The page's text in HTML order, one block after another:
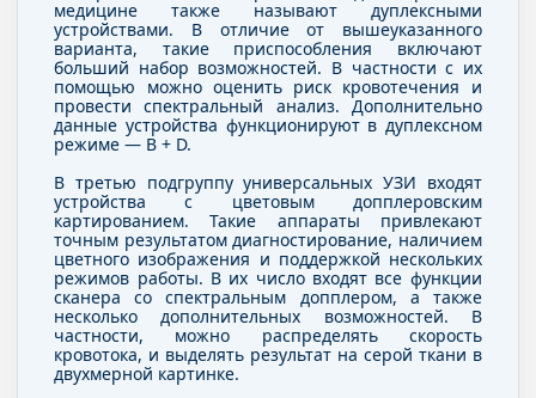
медицине также называют дуплексными
устройствами. В отличие от вышеуказанного
варианта, такие приспособления включают
больший набор возможностей. В частности с их
помощью можно оценить риск кровотечения и
провести спектральный анализ. Дополнительно
данные устройства функционируют в дуплексном
режиме — В + D.
В третью подгруппу универсальных УЗИ входят
устройства с цветовым допплеровским
картированием. Такие аппараты привлекают
точным результатом диагностирование, наличием
цветного изображения и поддержкой нескольких
режимов работы. В их число входят все функции
сканера со спектральным допплером, а также
несколько дополнительных возможностей. В
частности, можно распределять скорость
кровотока, и выделять результат на серой ткани в
двухмерной картинке.